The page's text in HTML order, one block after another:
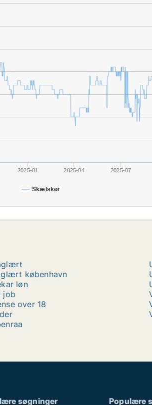
Skælskør
2025-01 2025-04 2025-07
københavn
løn
job
over 18
søgninger Populære